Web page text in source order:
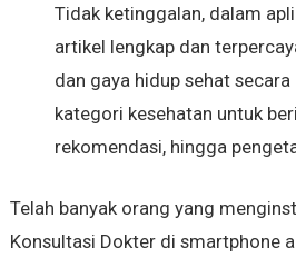
Tidak ketinggalan, dalam
artikel lengkap dan
dan gaya hidup sehat
kategori kesehatan untuk
rekomendasi, hingga
Telah banyak orang yang
Konsultasi Dokter di smartphone